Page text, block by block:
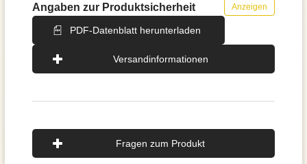
Angaben zur Produktsicherheit Anzeigen
PDF-Datenblatt herunterladen
Versandinformationen
Fragen zum Produkt